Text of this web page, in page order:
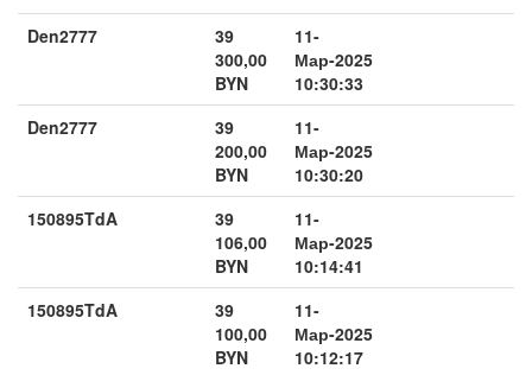
Den2777
39
300,00
BYN
11-
Мар-2025
10:30:33
Den2777
39
200,00
BYN
11-
Мар-2025
10:30:20
150895TdA
39
106,00
BYN
11-
Мар-2025
10:14:41
150895TdA
39
100,00
BYN
11-
Мар-2025
10:12:17